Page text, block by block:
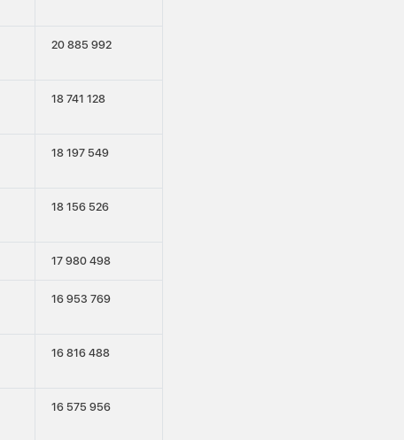
20 885 992
18 741 128
18 197 549
18 156 526
17 980 498
16 953 769
16 816 488
16 575 956